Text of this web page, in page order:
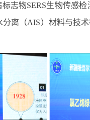
志物SERS生物传感
离（AIS）材料与技